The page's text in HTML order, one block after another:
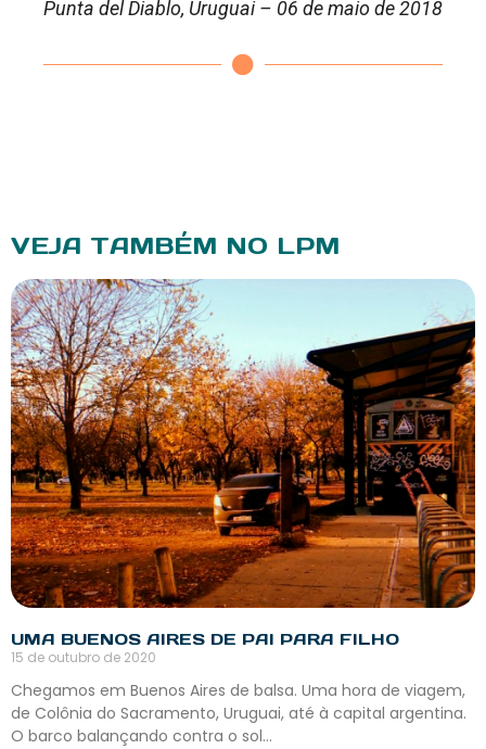
Punta del Diablo, Uruguai – 06 de maio de 2018
VEJA TAMBÉM NO LPM
UMA BUENOS AIRES DE PAI PARA FILHO
15 de outubro de 2020
Chegamos em Buenos Aires de balsa. Uma hora de viagem,
de Colônia do Sacramento, Uruguai, até à capital argentina.
O barco balançando contra o sol…